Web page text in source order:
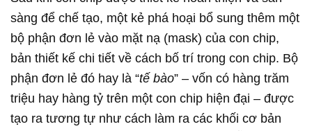
sàng để chế tạo, một kẻ phá hoại bổ sung thêm một
bộ phận đơn lẻ vào mặt nạ (mask) của con chip,
bản thiết kế chi tiết về cách bố trí trong con chip. Bộ
phận đơn lẻ đó hay là “tế bào” – vốn có hàng trăm
triệu hay hàng tỷ trên một con chip hiện đại – được
tạo ra tương tự như cách làm ra các khối cơ bản